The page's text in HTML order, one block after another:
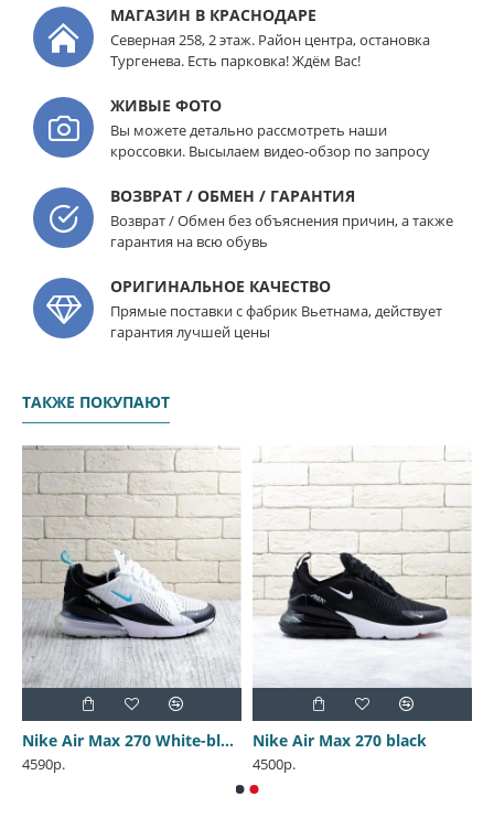
МАГАЗИН В КРАСНОДАРЕ
Северная 258, 2 этаж. Район центра, остановка
Тургенева. Есть парковка! Ждём Вас!
ЖИВЫЕ ФОТО
Вы можете детально рассмотреть наши
кроссовки. Высылаем видео-обзор по запросу
ВОЗВРАТ / ОБМЕН / ГАРАНТИЯ
Возврат / Обмен без объяснения причин, а также
гарантия на всю обувь
ОРИГИНАЛЬНОЕ КАЧЕСТВО
Прямые поставки с фабрик Вьетнама, действует
гарантия лучшей цены
ТАКЖЕ ПОКУПАЮТ
Nike Air Max 270 White-black
4590р.
Nike Air Max 270 black
4500р.